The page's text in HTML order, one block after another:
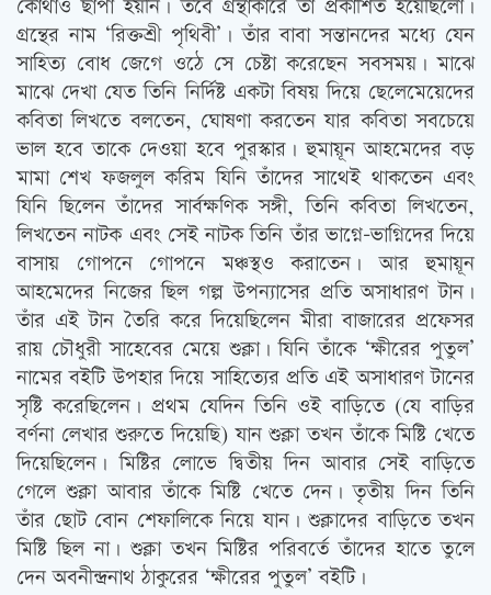
কোথাও ছাপা হয়নি। তবে গ্রন্থাকারে তা প্রকাশিত হয়েছিলো।
গ্রন্থের নাম ‘রিক্তশ্রী পৃথিবী’। তাঁর বাবা সন্তানদের মধ্যে যেন
সাহিত্য বোধ জেগে ওঠে সে চেষ্টা করেছেন সবসময়। মাঝে
মাঝে দেখা যেত তিনি নির্দিষ্ট একটা বিষয় দিয়ে ছেলেমেয়েদের
কবিতা লিখতে বলতেন, ঘোষণা করতেন যার কবিতা সবচেয়ে
ভাল হবে তাকে দেওয়া হবে পুরস্কার। হুমায়ূন আহমেদের বড়
মামা শেখ ফজলুল করিম যিনি তাঁদের সাথেই থাকতেন এবং
যিনি ছিলেন তাঁদের সার্বক্ষণিক সঙ্গী, তিনি কবিতা লিখতেন,
লিখতেন নাটক এবং সেই নাটক তিনি তাঁর ভাগ্নে-ভাগ্নিদের দিয়ে
বাসায় গোপনে গোপনে মঞ্চস্থও করাতেন। আর হুমায়ূন
আহমেদের নিজের ছিল গল্প উপন্যাসের প্রতি অসাধারণ টান।
তাঁর এই টান তৈরি করে দিয়েছিলেন মীরা বাজারের প্রফেসর
রায় চৌধুরী সাহেবের মেয়ে শুক্লা। যিনি তাঁকে ‘ক্ষীরের পুতুল’
নামের বইটি উপহার দিয়ে সাহিত্যের প্রতি এই অসাধারণ টানের
সৃষ্টি করেছিলেন। প্রথম যেদিন তিনি ওই বাড়িতে (যে বাড়ির
বর্ণনা লেখার শুরুতে দিয়েছি) যান শুক্লা তখন তাঁকে মিষ্টি খেতে
দিয়েছিলেন। মিষ্টির লোভে দ্বিতীয় দিন আবার সেই বাড়িতে
গেলে শুক্লা আবার তাঁকে মিষ্টি খেতে দেন। তৃতীয় দিন তিনি
তাঁর ছোট বোন শেফালিকে নিয়ে যান। শুক্লাদের বাড়িতে তখন
মিষ্টি ছিল না। শুক্লা তখন মিষ্টির পরিবর্তে তাঁদের হাতে তুলে
দেন অবনীন্দ্রনাথ ঠাকুরের ‘ক্ষীরের পুতুল’ বইটি।